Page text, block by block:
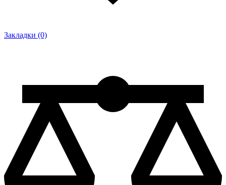
Закладки (0)